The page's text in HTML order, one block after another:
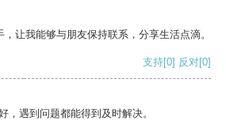
让我能够与朋友保持联系，分享生活点滴。
支持[0] 反对[0]
，遇到问题都能得到及时解决。